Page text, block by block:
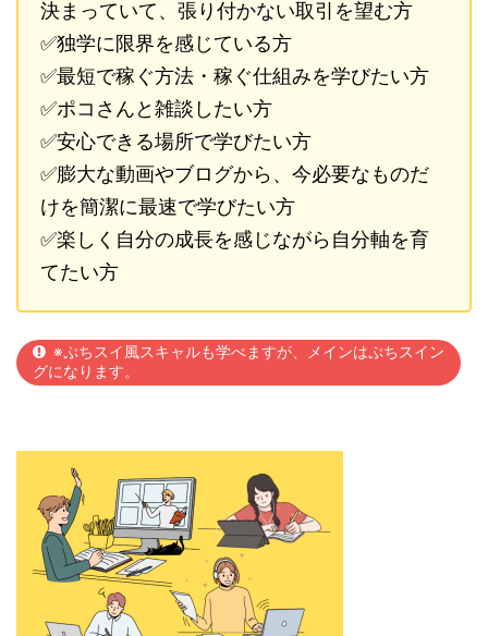
決まっていて、張り付かない取引を望む方
✅独学に限界を感じている方
✅最短で稼ぐ方法・稼ぐ仕組みを学びたい方
✅ポコさんと雑談したい方
✅安心できる場所で学びたい方
✅膨大な動画やブログから、今必要なものだ
けを簡潔に最速で学びたい方
✅楽しく自分の成長を感じながら自分軸を育
てたい方
※ぷちスイ風スキャルも学べますが、メインはぷちスイン
グになります。